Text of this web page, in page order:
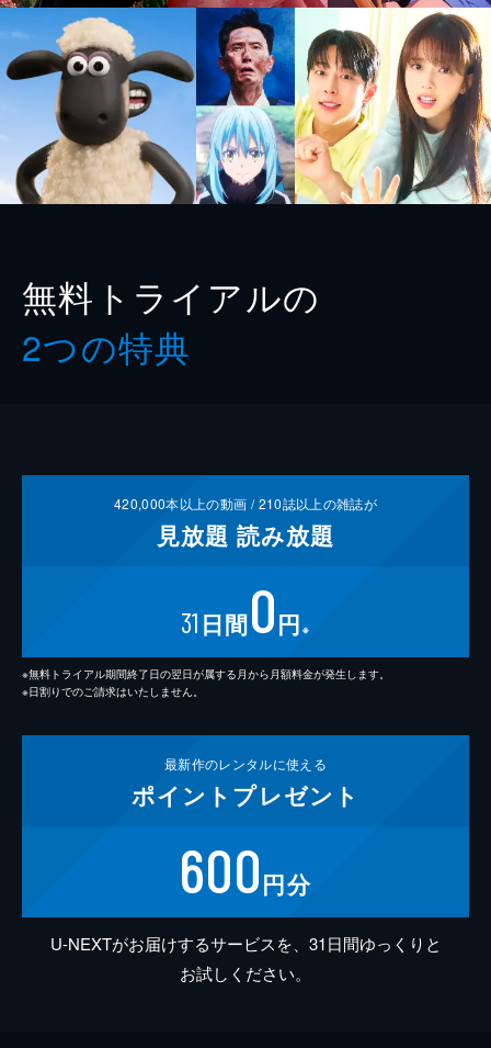
無料トライアルの
2つの特典
420,000本以上の動画 /210誌以上の雑誌が
見放題 読み放題
31 日間0円 ※
※無料トライアル期間終了日の翌日が属する月から月額料金が発生します。
※日割りでのご請求はいたしません。
最新作のレンタルに使える
ポイント プレゼント
600円分
U-NEXTがお届けするサービスを、31日間ゆっくりと
お試しください。